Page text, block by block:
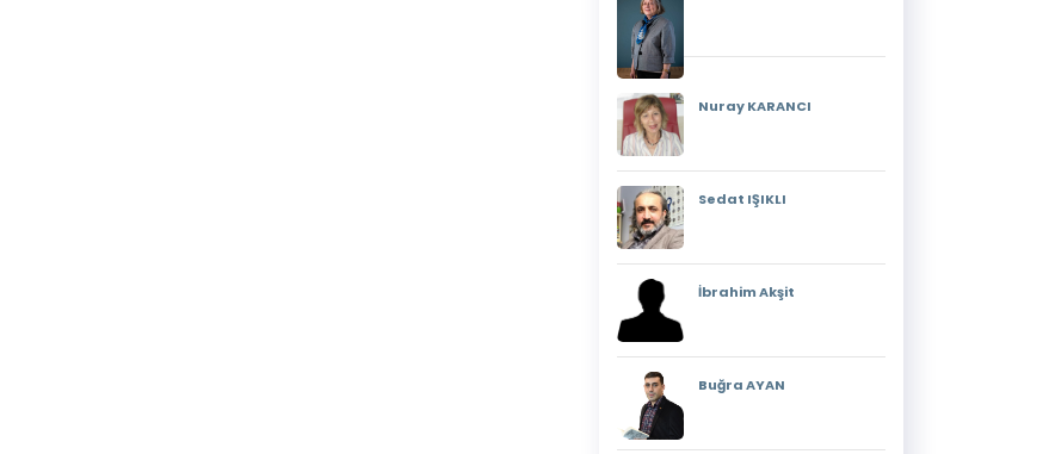
Nuray KARANCI
Sedat IŞIKLI
İbrahim Akşit
Buğra AYAN